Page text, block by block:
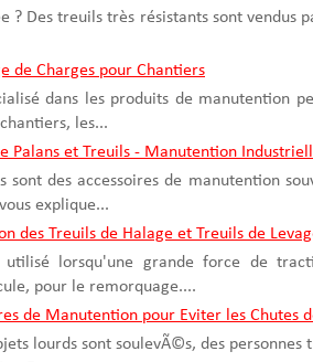
? Des treuils très résistants sont vendus
de Charges pour Chantiers
dans les produits de manutention
les...
Palans et Treuils - Manutention
sont des accessoires de manutention
explique...
des Treuils de Halage et Treuils de
lorsqu'une grande force de
pour le remorquage....
de Manutention pour Eviter les Chutes
lourds sont soulevÃ©s, des